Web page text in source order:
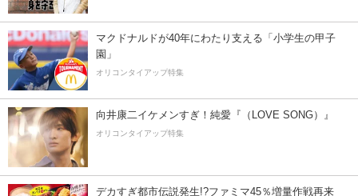
マクドナルドが40年にわたり支える「小学生の甲子
園」
オリコンタイアップ特集
向井康二イケメンすぎ！純愛『（LOVE SONG）』
オリコンタイアップ特集
デカすぎ都市伝説発生!?ファミマ45％増量作戦再来